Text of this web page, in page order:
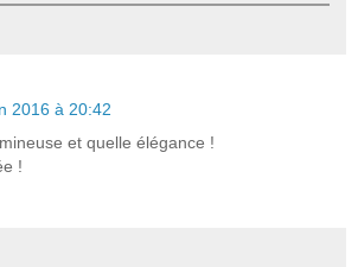
2016 à 20:42
et quelle élégance !
!